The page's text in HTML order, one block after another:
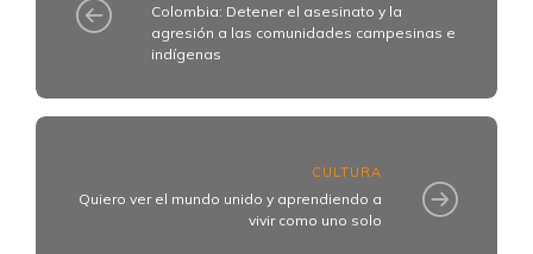
Colombia: Detener el asesinato y la
agresión a las comunidades campesinas e
indígenas
CULTURA
Quiero ver el mundo unido y aprendiendo a
vivir como uno solo